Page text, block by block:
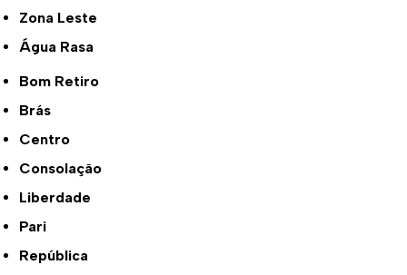
Zona Leste
Água Rasa
Bom Retiro
Brás
Centro
Consolação
Liberdade
Pari
República